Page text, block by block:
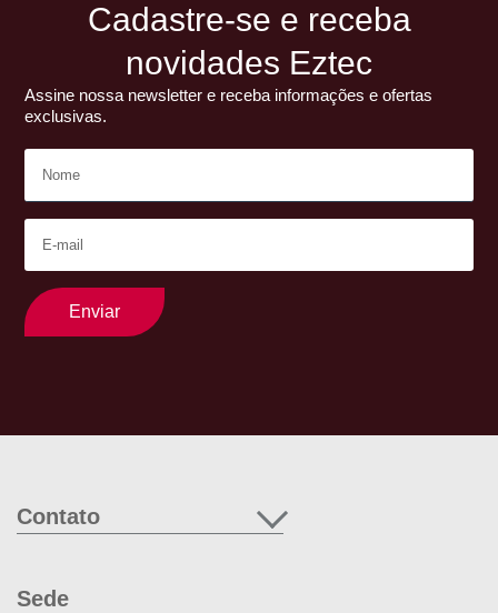
Cadastre-se e receba
novidades Eztec
Assine nossa newsletter e receba informações e ofertas
exclusivas.
Enviar
Contato
Sede